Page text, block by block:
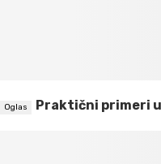
Praktični primeri